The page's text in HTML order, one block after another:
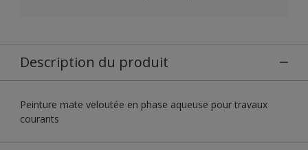
Description du produit
Peinture mate veloutée en phase aqueuse pour travaux
courants